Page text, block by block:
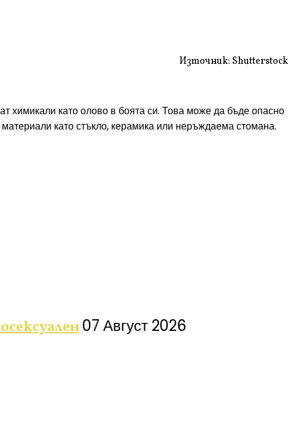
Източник: Shutterstock
химикали като олово в боята си. Това може да бъде опасно
като стъкло, керамика или неръждаема стомана.
07 Август 2026